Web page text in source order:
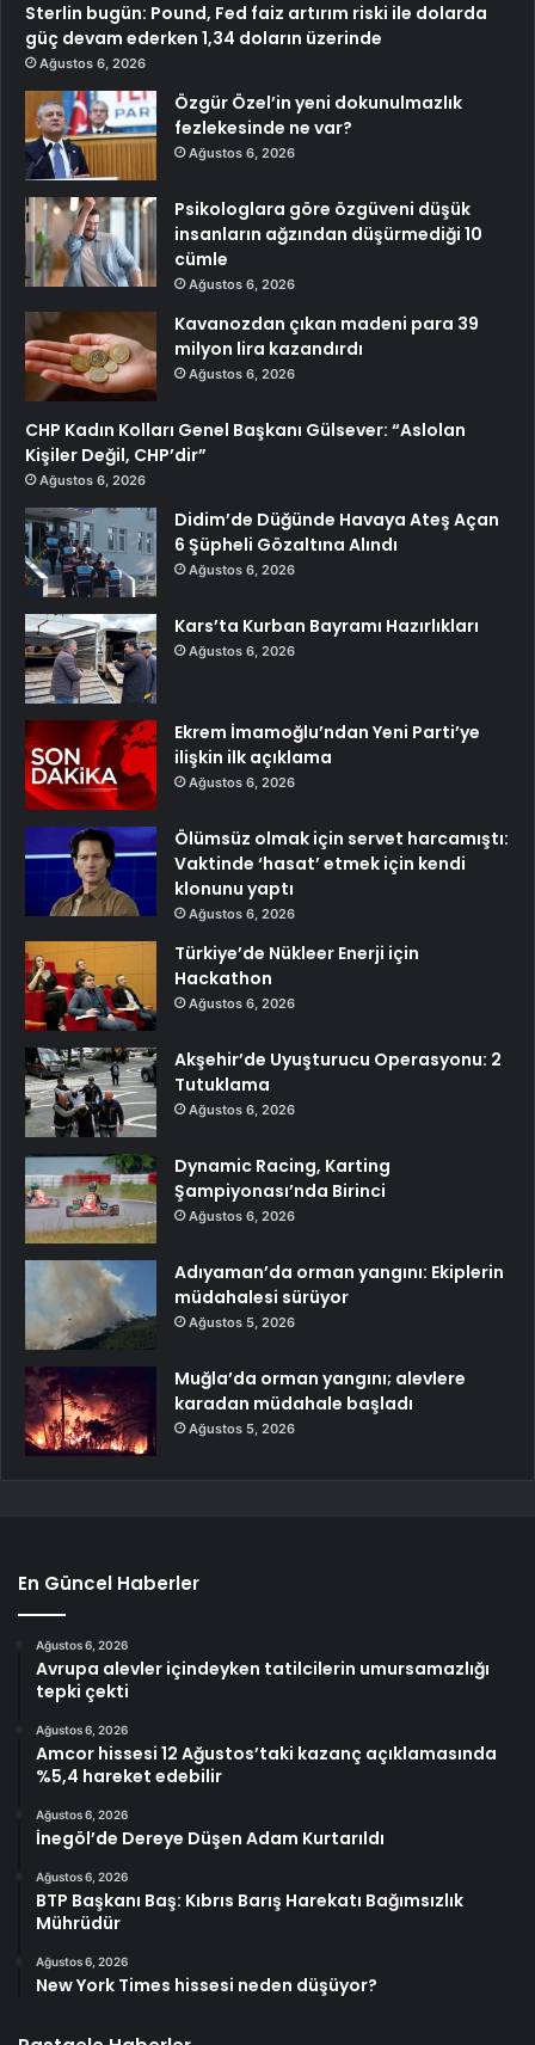
Sterlin bugün: Pound, Fed faiz artırım riski ile dolarda
güç devam ederken 1,34 doların üzerinde
Ağustos 6, 2026
Özgür Özel’in yeni dokunulmazlık
fezlekesinde ne var?
Ağustos 6, 2026
Psikologlara göre özgüveni düşük
insanların ağzından düşürmediği 10
cümle
Ağustos 6, 2026
Kavanozdan çıkan madeni para 39
milyon lira kazandırdı
Ağustos 6, 2026
CHP Kadın Kolları Genel Başkanı Gülsever: “Aslolan
Kişiler Değil, CHP’dir”
Ağustos 6, 2026
Didim’de Düğünde Havaya Ateş Açan
6 Şüpheli Gözaltına Alındı
Ağustos 6, 2026
Kars’ta Kurban Bayramı Hazırlıkları
Ağustos 6, 2026
Ekrem İmamoğlu’ndan Yeni Parti’ye
ilişkin ilk açıklama
Ağustos 6, 2026
Ölümsüz olmak için servet harcamıştı:
Vaktinde ‘hasat’ etmek için kendi
klonunu yaptı
Ağustos 6, 2026
Türkiye’de Nükleer Enerji için
Hackathon
Ağustos 6, 2026
Akşehir’de Uyuşturucu Operasyonu: 2
Tutuklama
Ağustos 6, 2026
Dynamic Racing, Karting
Şampiyonası’nda Birinci
Ağustos 6, 2026
Adıyaman’da orman yangını: Ekiplerin
müdahalesi sürüyor
Ağustos 5, 2026
Muğla’da orman yangını; alevlere
karadan müdahale başladı
Ağustos 5, 2026
En Güncel Haberler
Ağustos 6, 2026
Avrupa alevler içindeyken tatilcilerin umursamazlığı
tepki çekti
Ağustos 6, 2026
Amcor hissesi 12 Ağustos’taki kazanç açıklamasında
%5,4 hareket edebilir
Ağustos 6, 2026
İnegöl’de Dereye Düşen Adam Kurtarıldı
Ağustos 6, 2026
BTP Başkanı Baş: Kıbrıs Barış Harekatı Bağımsızlık
Mührüdür
Ağustos 6, 2026
New York Times hissesi neden düşüyor?